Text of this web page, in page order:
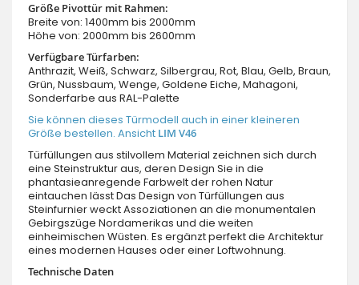
Größe Pivottür mit Rahmen:
Breite von: 1400mm bis 2000mm
Höhe von: 2000mm bis 2600mm
Verfügbare Türfarben:
Anthrazit, Weiß, Schwarz, Silbergrau, Rot, Blau, Gelb, Braun,
Grün, Nussbaum, Wenge, Goldene Eiche, Mahagoni,
Sonderfarbe aus RAL-Palette
Sie können dieses Türmodell auch in einer kleineren
Größe bestellen. Ansicht LIM V46
Türfüllungen aus stilvollem Material zeichnen sich durch
eine Steinstruktur aus, deren Design Sie in die
phantasieanregende Farbwelt der rohen Natur
eintauchen lässt Das Design von Türfüllungen aus
Steinfurnier weckt Assoziationen an die monumentalen
Gebirgszüge Nordamerikas und die weiten
einheimischen Wüsten. Es ergänzt perfekt die Architektur
eines modernen Hauses oder einer Loftwohnung.
Technische Daten